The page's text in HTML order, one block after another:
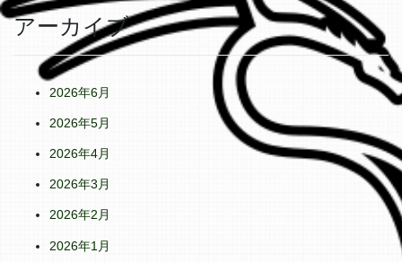
アーカイブ
2026年6月
2026年5月
2026年4月
2026年3月
2026年2月
2026年1月